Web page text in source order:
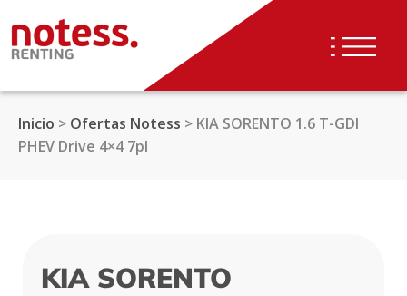
Saltar al contenido.
Inicio > Ofertas Notess > KIA SORENTO 1.6 T-GDI
PHEV Drive 4×4 7pl
KIA SORENTO